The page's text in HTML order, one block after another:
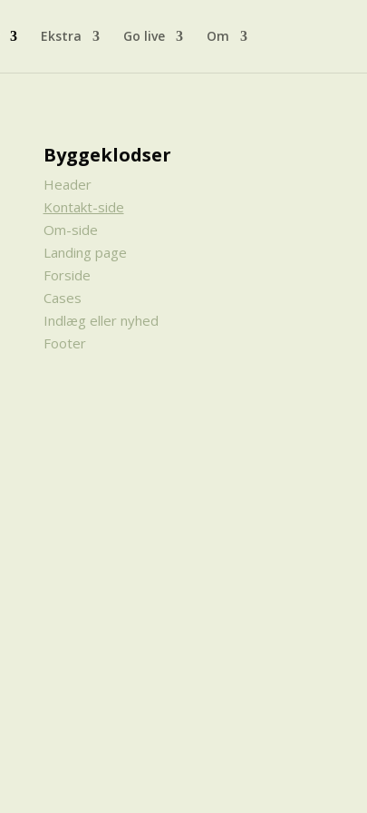
Ekstra Go live Om
Byggeklodser
Header
Kontakt-side
Om-side
Landing page
Forside
Cases
Indlæg eller nyhed
Footer